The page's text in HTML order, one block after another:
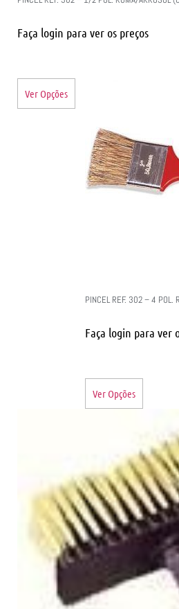
Faça login para ver os preços
Ver Opções
PINCEL REF. 302 – 4 POL.
Faça login para ver
Ver Opções